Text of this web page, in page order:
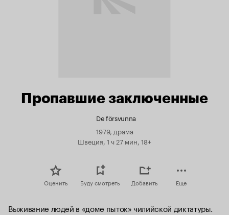
Пропавшие заключенные
De försvunna
1979, драма
Швеция, 1 ч 27 мин, 18+
Оценить Буду смотреть Добавить Еще
Выживание людей в «доме пыток» чилийской диктатуры.